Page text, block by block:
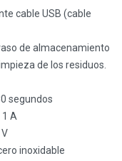
cable USB (cable
de almacenamiento
de los residuos.
segundos
A
inoxidable